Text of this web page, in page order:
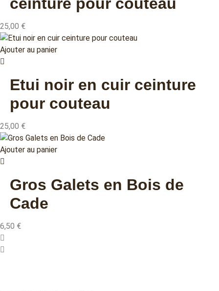
25,00 €
Ajouter au panier
Etui noir en cuir ceinture
pour couteau
25,00 €
Ajouter au panier
Gros Galets en Bois de
Cade
6,50 €